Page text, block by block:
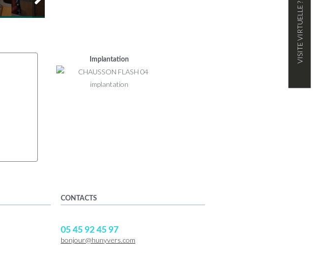
Implantation
CONTACTS
05 45 92 45 97
bonjour@hunyvers.com
VISITE VIRTUELLE ?